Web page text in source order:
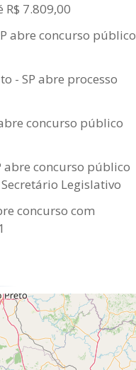
7.809,00
abre concurso público
- SP abre processo
concurso público
abre concurso público
Legislativo
concurso com